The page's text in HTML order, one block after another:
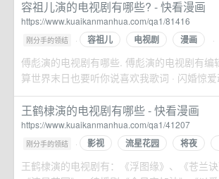
容祖儿演的电视剧有哪些? - 快看漫画
https://www.kuaikanmanhua.com/qa1/81416
刚分手的领结 · 容祖儿 电视剧 漫画
傅彪演的电视剧有哪些. 傅彪演的电视剧有
算世界末日也要听你说喜欢我歌词 · 闪婚惊
王鹤棣演的电视剧有哪些 - 快看漫画
https://www.kuaikanmanhua.com/qa1/41207
刚分手的领结 · 影视 流星花园 将夜
王鹤棣演的电视剧有：《浮图缘》、《苍兰